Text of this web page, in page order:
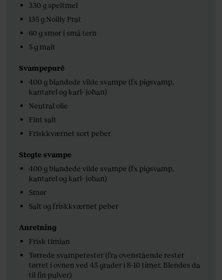
330 g speltmel
135 g Noilly Prat
60 g smør i små tern
5 g malt
Svampepuré
400 g blandede vilde svampe (fx pigsvamp,
kantarel og karl- johan)
Neutral olie
Fint salt
Friskkværnet sort peber
Stegte svampe
400 g blandede vilde svampe (fx pigsvamp,
kantarel og karl- johan)
Smør
Salt og friskkværnet peber
Anretning
Frisk timian
Tørrede svamperester (fra ovenstående rester
tørret i ovnen ved 45 grader i 8-10 timer. Blendes da
til fin pulver)